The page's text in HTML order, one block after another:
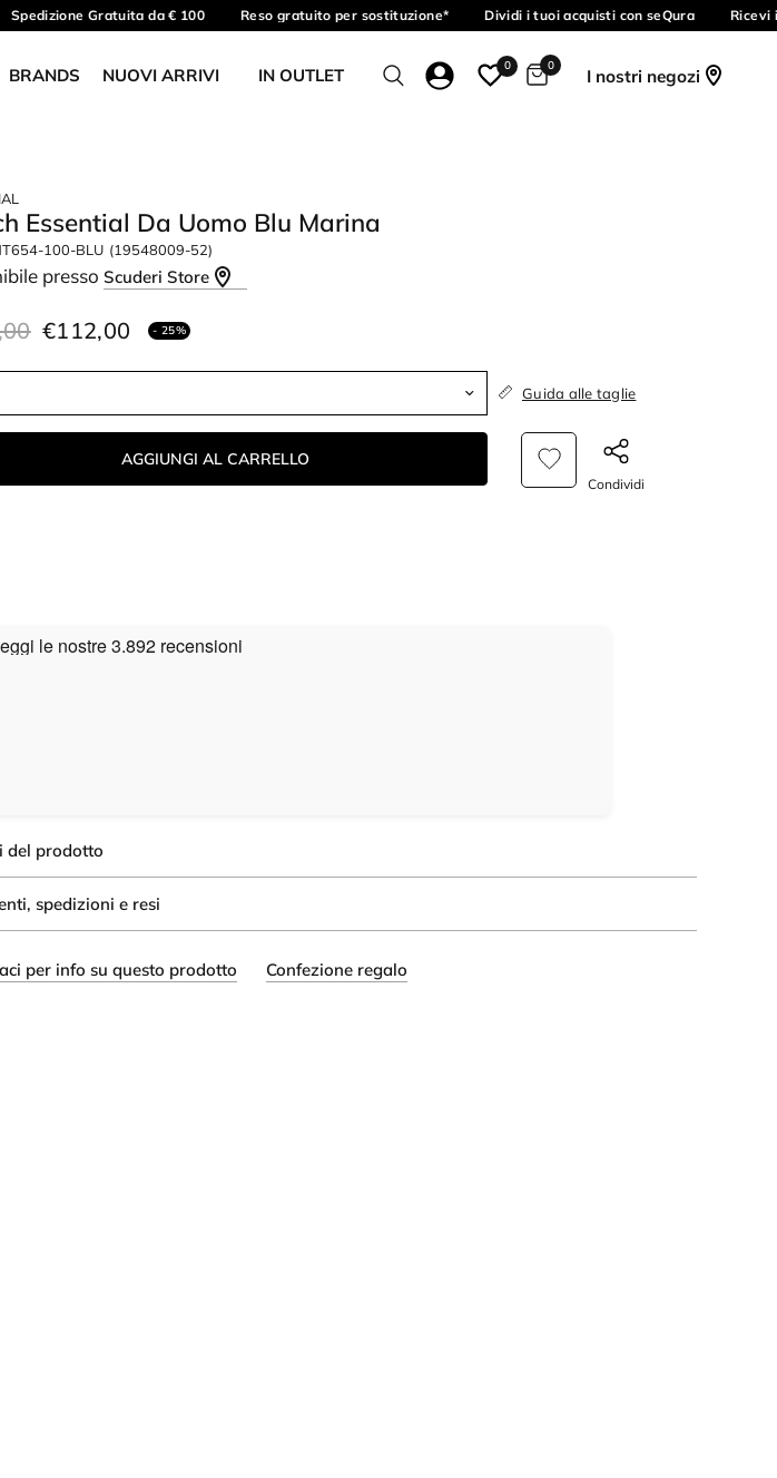
Spedizione Gratuita da € 100 Reso gratuito per sostituzione* Dividi i tuoi acquisti con seQura Ricevi
BRANDS NUOVI ARRIVI IN OUTLET 0 0
I nostri negozi
Essential Da Uomo Blu Marina
100-BLU (19548009-52)
pressoScuderi Store
€112,00 - 25%
Guida alle taglie
AGGIUNGI AL CARRELLO
Condividi
del prodotto
spedizioni e resi
per info su questo prodotto Confezione regalo